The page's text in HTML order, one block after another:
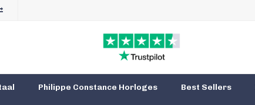
Philippe Constance Horloges Best Sellers